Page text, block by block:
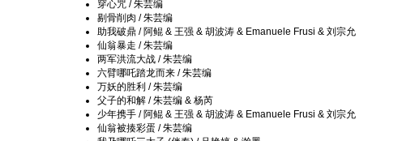
穿心咒 / 朱芸编
剔骨削肉 / 朱芸编
助我破鼎 / 阿鲲 & 王强 & 胡波涛 & Emanuele Frusi & 刘宗允
仙翁暴走 / 朱芸编
两军洪流大战 / 朱芸编
六臂哪吒踏龙而来 / 朱芸编
万妖的胜利 / 朱芸编
父子的和解 / 朱芸编 & 杨芮
少年携手 / 阿鲲 & 王强 & 胡波涛 & Emanuele Frusi & 刘宗允
仙翁被揍彩蛋 / 朱芸编